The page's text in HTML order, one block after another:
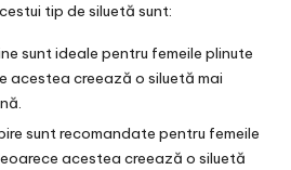
tip de siluetă sunt:
sunt ideale pentru femeile plinute
acestea creează o siluetă mai
sunt recomandate pentru femeile
acestea creează o siluetă